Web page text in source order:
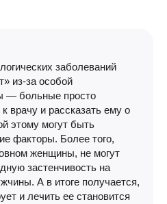
заболеваний
из-за особой
— больные просто
врачу и рассказать ему о
этому могут быть
факторы. Более того,
женщины, не могут
застенчивость на
А в итоге получается,
и лечить ее становится